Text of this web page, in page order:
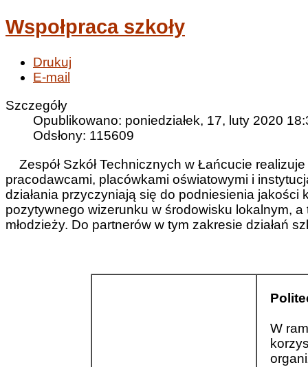
Wspołpraca szkoły
Drukuj
E-mail
Szczegóły
Opublikowano: poniedziałek, 17, luty 2020
Odsłony: 115609
Zespół Szkół Technicznych w Łańcucie
pracodawcami, placówkami oświatowymi i
działania przyczyniają się do podniesienia jakości
pozytywnego wizerunku w środowisku lokalnym,
młodzieży. Do partnerów w tym zakresie działań
W